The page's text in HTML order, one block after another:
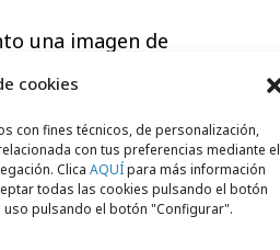
cookies
con fines técnicos, de personalización,
con tus preferencias mediante el
Clica AQUÍpara más información
todas las cookies pulsando el botón
pulsando el botón "Configurar".
una imagen de
que
los
ello aderezado
estética de los